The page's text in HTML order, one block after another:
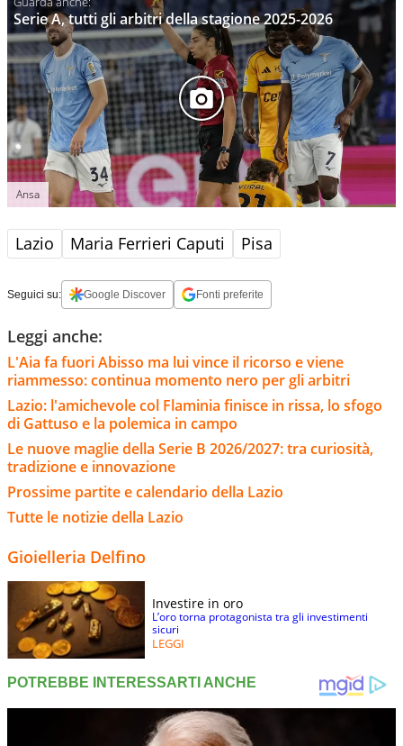
Serie A, tutti gli arbitri della stagione 2025-2026
Ansa
Lazio Maria Ferrieri Caputi Pisa
Seguici su: Google Discover Fonti preferite
Leggi anche:
L'Aia fa fuori Abisso ma lui vince il ricorso e viene
riammesso: continua momento nero per gli arbitri
Lazio: l'amichevole col Flaminia finisce in rissa, lo sfogo
di Gattuso e la polemica in campo
Le nuove maglie della Serie B 2026/2027: tra curiosità,
tradizione e innovazione
Prossime partite e calendario della Lazio
Tutte le notizie della Lazio
Gioielleria Delfino
Investire in oro
L’oro torna protagonista tra gli investimenti
sicuri
LEGGI